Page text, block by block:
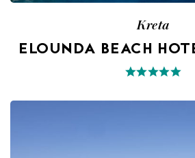
Kreta
ELOUNDA BEACH